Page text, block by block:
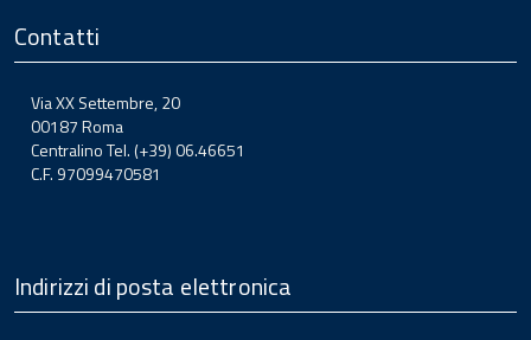
Contatti
Via XX Settembre, 20
00187 Roma
Centralino Tel. (+39) 06.46651
C.F. 97099470581
Indirizzi di posta elettronica